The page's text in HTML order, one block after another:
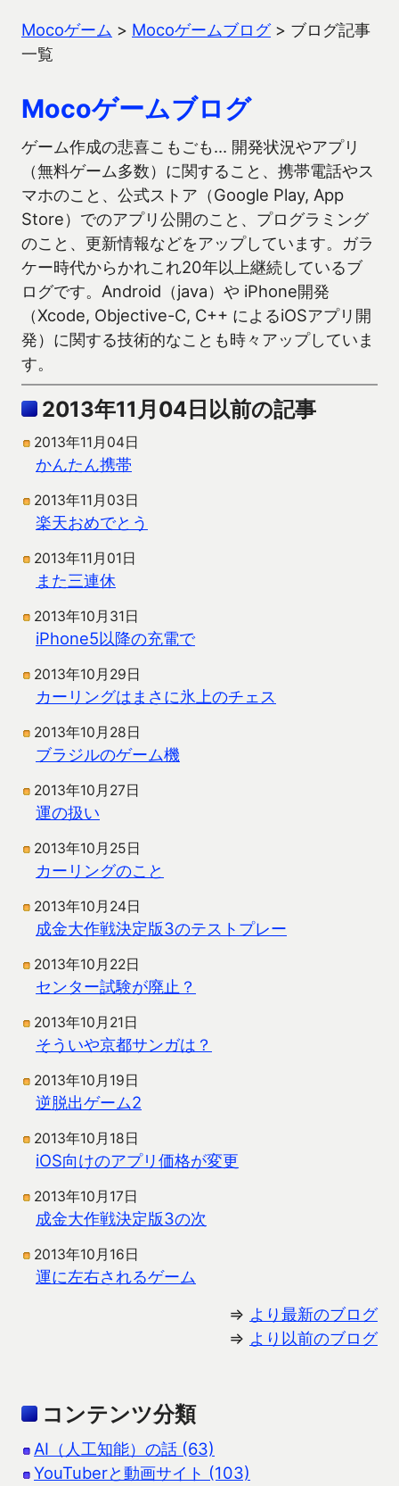
Mocoゲーム > Mocoゲームブログ> ブログ記事
一覧
Mocoゲームブログ
ゲーム作成の悲喜こもごも… 開発状況やアプリ
（無料ゲーム多数）に関すること、携帯電話やス
マホのこと、公式ストア（Google Play, App
Store）でのアプリ公開のこと、プログラミング
のこと、更新情報などをアップしています。ガラ
ケー時代からかれこれ20年以上継続しているブ
ログです。Android（java）や iPhone開発
（Xcode, Objective-C, C++ によるiOSアプリ開
発）に関する技術的なことも時々アップしていま
す。
2013年11月04日以前の記事
2013年11月04日
かんたん携帯
2013年11月03日
楽天おめでとう
2013年11月01日
また三連休
2013年10月31日
iPhone5以降の充電で
2013年10月29日
カーリングはまさに氷上のチェス
2013年10月28日
ブラジルのゲーム機
2013年10月27日
運の扱い
2013年10月25日
カーリングのこと
2013年10月24日
成金大作戦決定版3のテストプレー
2013年10月22日
センター試験が廃止？
2013年10月21日
そういや京都サンガは？
2013年10月19日
逆脱出ゲーム2
2013年10月18日
iOS向けのアプリ価格が変更
2013年10月17日
成金大作戦決定版3の次
2013年10月16日
運に左右されるゲーム
⇒ より最新のブログ
⇒ より以前のブログ
コンテンツ分類
AI（人工知能）の話 (63)
YouTuberと動画サイト (103)